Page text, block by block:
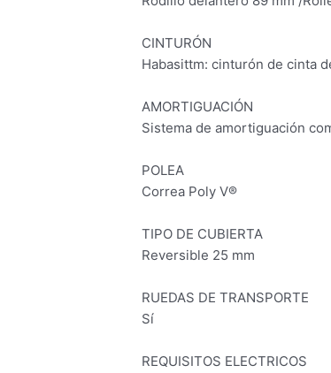
CINTURÓN
Habasittm: cinturón de cinta
AMORTIGUACIÓN
Sistema de amortiguación
POLEA
Correa Poly V®
TIPO DE CUBIERTA
Reversible 25 mm
RUEDAS DE TRANSPORTE
Sí
REQUISITOS ELECTRICOS